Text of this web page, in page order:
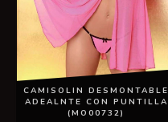
CAMISOLIN DESMONTABLE
ADEALNTE CON PUNTILLA
(MO00732)